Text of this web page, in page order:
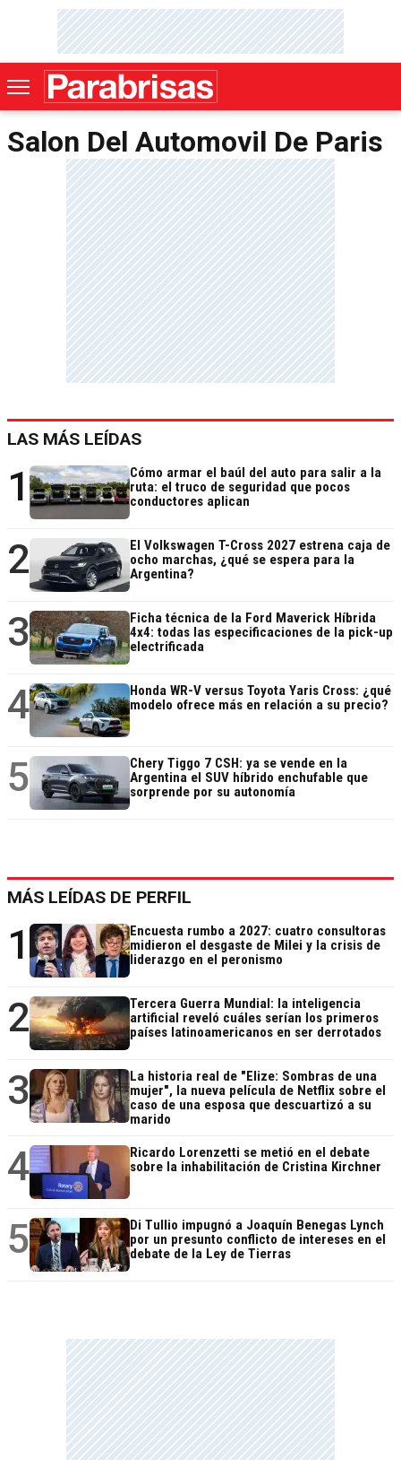
Salon Del Automovil De Paris
LAS MÁS LEÍDAS
1
Cómo armar el baúl del auto para salir a la
ruta: el truco de seguridad que pocos
conductores aplican
2
El Volkswagen T-Cross 2027 estrena caja de
ocho marchas, ¿qué se espera para la
Argentina?
3
Ficha técnica de la Ford Maverick Híbrida
4x4: todas las especificaciones de la pick-up
electrificada
4
Honda WR-V versus Toyota Yaris Cross: ¿qué
modelo ofrece más en relación a su precio?
5
Chery Tiggo 7 CSH: ya se vende en la
Argentina el SUV híbrido enchufable que
sorprende por su autonomía
MÁS LEÍDAS DE PERFIL
1
Encuesta rumbo a 2027: cuatro consultoras
midieron el desgaste de Milei y la crisis de
liderazgo en el peronismo
2
Tercera Guerra Mundial: la inteligencia
artificial reveló cuáles serían los primeros
países latinoamericanos en ser derrotados
3
La historia real de "Elize: Sombras de una
mujer", la nueva película de Netflix sobre el
caso de una esposa que descuartizó a su
marido
4
Ricardo Lorenzetti se metió en el debate
sobre la inhabilitación de Cristina Kirchner
5
Di Tullio impugnó a Joaquín Benegas Lynch
por un presunto conflicto de intereses en el
debate de la Ley de Tierras